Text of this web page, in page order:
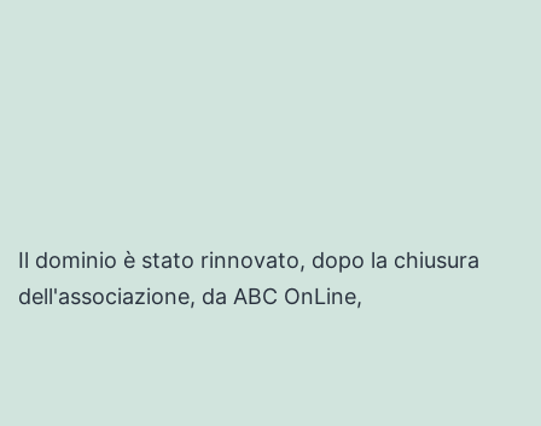
Il dominio è stato rinnovato, dopo la chiusura
dell'associazione, da ABC OnLine,